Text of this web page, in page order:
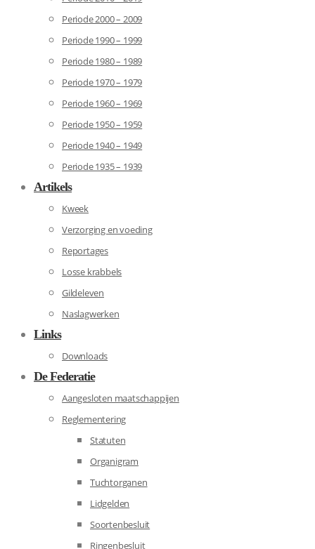
Periode 2000 – 2009
Periode 1990 – 1999
Periode 1980 – 1989
Periode 1970 – 1979
Periode 1960 – 1969
Periode 1950 – 1959
Periode 1940 – 1949
Periode 1935 – 1939
Artikels
Kweek
Verzorging en voeding
Reportages
Losse krabbels
Gildeleven
Naslagwerken
Links
Downloads
De Federatie
Aangesloten maatschappijen
Reglementering
Statuten
Organigram
Tuchtorganen
Lidgelden
Soortenbesluit
Ringenbesluit